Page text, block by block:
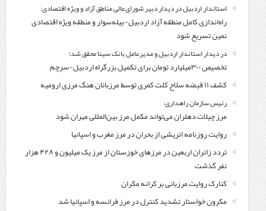
استاندار اردبیل در دیدار دبیر شورای‌عالی مناطق آزاد و ویژه اقتصادی:
راه‌اندازی کامل منطقه آزاد اردبیل-بیله‌سوار و منطقه ویژه اقتصادی
نمین تسریع شود
در دیدار استاندار اردبیل و مدیرعامل بانک سینا محقق شد؛
تخصیص ۳۰۰میلیارد تومان برای تکمیل بزرگراه اردبیل-سرچم
کشف ۱۱ قبضه سلاح کلت کمری توسط مرزبانان هنگ مرزی ارومیه
رئیس سازمان راهداری:
مرز چیلات دهلران می‌تواند مکمل مرز بین‌المللی مهران شود
روایت روزنامه اتریشی از بحران در مرز مغرب و اسپانیا
تردد زائران اربعین در مرزهای خوزستان از مرز یک میلیون و ۴۲۸ هزار
نفر گذشت
کنارک روایت مرزبانی بر کرانه مکران
مکرون خواستار تشدید کنترل‌ در مرز فرانسه و اسپانیا شد